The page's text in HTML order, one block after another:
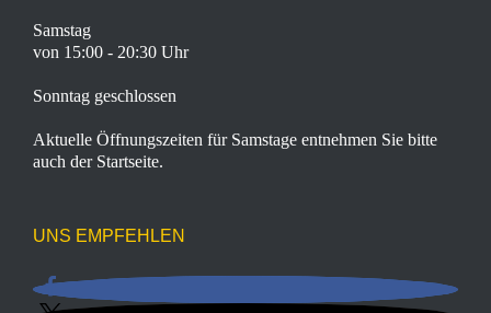
Samstag
von 15:00 - 20:30 Uhr
Sonntag geschlossen
Aktuelle Öffnungszeiten für Samstage entnehmen Sie bitte
auch der Startseite.
UNS EMPFEHLEN